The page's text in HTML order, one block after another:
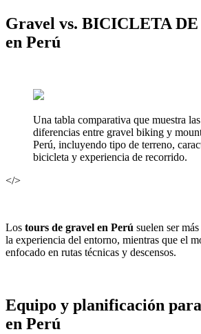
Gravel vs. BICICLETA
en Perú
Una tabla comparativa que muestra
diferencias entre gravel biking y
Perú, incluyendo tipo de terreno,
bicicleta y experiencia de recorrido.
</>
Los tours de gravel en Perú suelen ser
la experiencia del entorno, mientras que el
enfocado en rutas técnicas y descensos.
Equipo y planificación
en Perú